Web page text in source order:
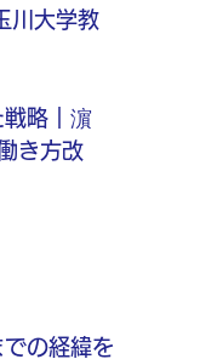
川大学教
略｜濵
き方改
の経緯を